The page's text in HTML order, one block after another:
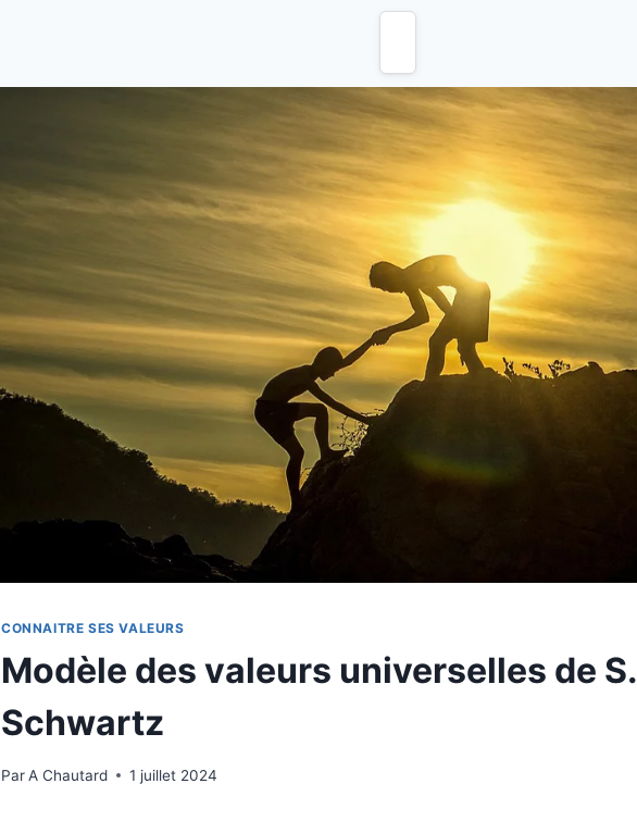
CONNAITRE SES VALEURS
Modèle des valeurs universelles de S.
Schwartz
ParA Chautard 1 juillet 2024